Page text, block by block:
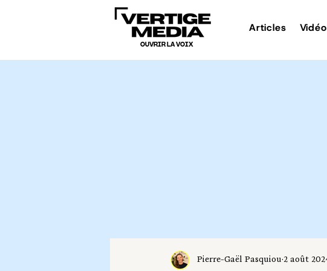
OUVRIR LA VOIX
Articles
Pierre-Gaël Pasquiou 2 août